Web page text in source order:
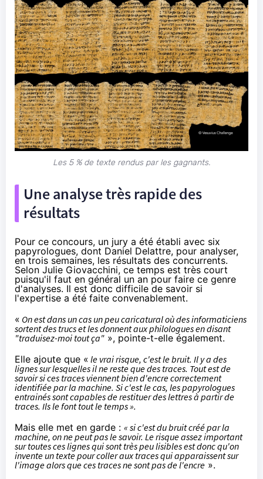
Les 5 % de texte rendus par les gagnants.
Une analyse très rapide des
résultats
Pour ce concours, un jury a été établi avec six
papyrologues, dont Daniel Delattre, pour analyser,
en trois semaines, les résultats des concurrents.
Selon Julie Giovacchini, ce temps est très court
puisqu'il faut en général un an pour faire ce genre
d'analyses. Il est donc difficile de savoir si
l'expertise a été faite convenablement.
« On est dans un cas un peu caricatural où des informaticiens
sortent des trucs et les donnent aux philologues en disant
"traduisez-moi tout ça" », pointe-t-elle également.
Elle ajoute que « le vrai risque, c'est le bruit. Il y a des
lignes sur lesquelles il ne reste que des traces. Tout est de
savoir si ces traces viennent bien d'encre correctement
identifiée par la machine. Si c'est le cas, les papyrologues
entrainés sont capables de restituer des lettres à partir de
traces. Ils le font tout le temps ».
Mais elle met en garde : « si c'est du bruit créé par la
machine, on ne peut pas le savoir. Le risque assez important
sur toutes ces lignes qui sont très peu lisibles est donc qu'on
invente un texte pour coller aux traces qui apparaissent sur
l'image alors que ces traces ne sont pas de l'encre ».